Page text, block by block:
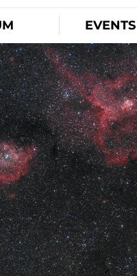
EVENTS